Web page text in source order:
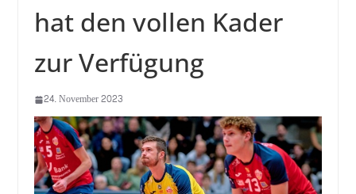
hat den vollen Kader
zur Verfügung
24. November 2023